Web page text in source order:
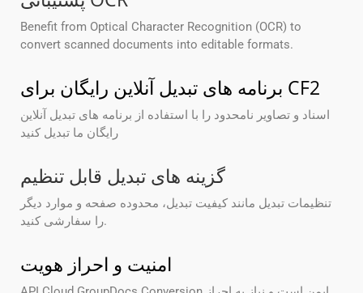
Benefit from Optical Character Recognition (OCR) to
convert scanned documents into editable formats.
برنامه های تبدیل آنلاین رایگان برای CF2
اسناد و تصاویر نامحدود را با استفاده از برنامه های تبدیل آنلاین
رایگان ما تبدیل کنید
گزینه های تبدیل قابل تنظیم
تنظیمات تبدیل مانند کیفیت تبدیل، محدوده صفحه و موارد دیگر
را سفارشی کنید.
امنیت و احراز هویت